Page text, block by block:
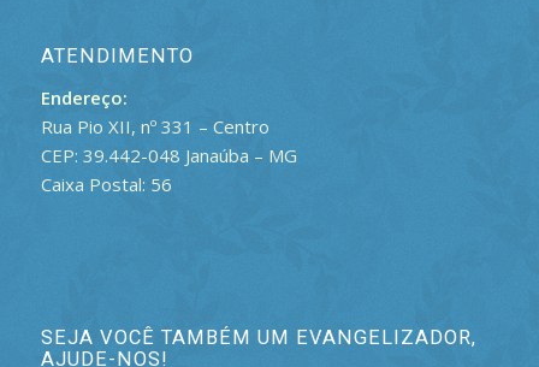
ATENDIMENTO
Endereço:
Rua Pio XII, nº 331 – Centro
CEP: 39.442-048 Janaúba – MG
Caixa Postal: 56
SEJA VOCÊ TAMBÉM UM EVANGELIZADOR,
AJUDE-NOS!